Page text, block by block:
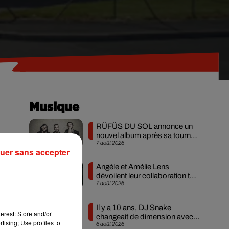
Musique
7 août 2026
RÜFÜS DU SOL annonce un
nouvel album après sa tournée
mondiale
7 août 2026
Angèle et Amélie Lens
dévoilent leur collaboration tant
attendue
6 août 2026
Il y a 10 ans, DJ Snake
changeait de dimension avec
son premier...
Store and/or
Use profiles to
sans accepter